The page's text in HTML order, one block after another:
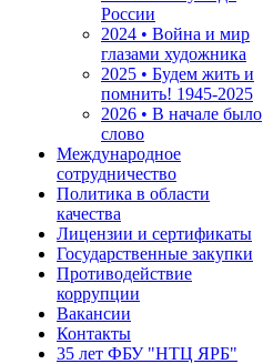
России
2024 • Война и мир
глазами художника
2025 • Будем жить и
помнить! 1945-2025
2026 • В начале было
слово
Международное
сотрудничество
Политика в области
качества
Лицензии и сертификаты
Государственные закупки
Противодействие
коррупции
Вакансии
Контакты
35 лет ФБУ "НТЦ ЯРБ"